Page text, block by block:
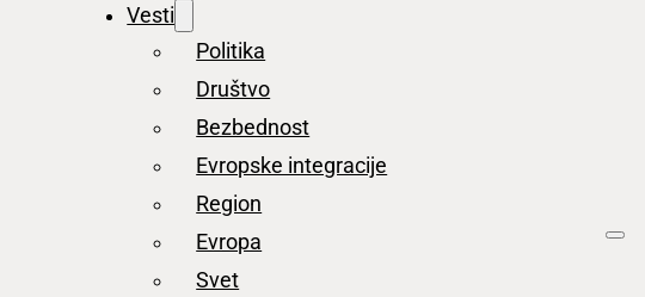
Vesti
Politika
Društvo
Bezbednost
Evropske integracije
Region
Evropa
Svet